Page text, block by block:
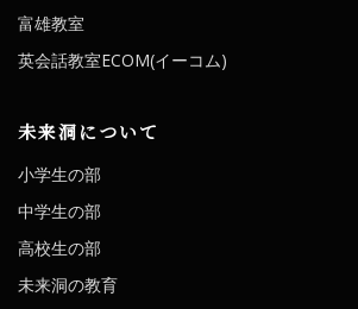
富雄教室
英会話教室ECOM(イーコム)
未来洞について
小学生の部
中学生の部
高校生の部
未来洞の教育